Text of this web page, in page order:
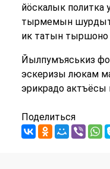
йӧскалык политка
тырмемын
ик татын
Йылпумъяськиз
эскеризы люкам
эрикрадо
Поделиться